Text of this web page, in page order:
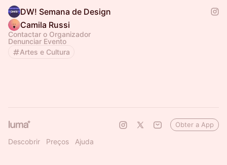
DW! Semana de Design
Camila Russi
Contactar o Organizador
Denunciar Evento
Artes e Cultura
Descobrir Preços Ajuda
Obter a App